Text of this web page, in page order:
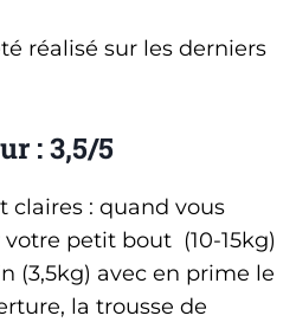
réalisé sur les derniers
: 3,5/5
claires : quand vous
petit bout (10-15kg)
(3,5kg) avec en prime le
la trousse de